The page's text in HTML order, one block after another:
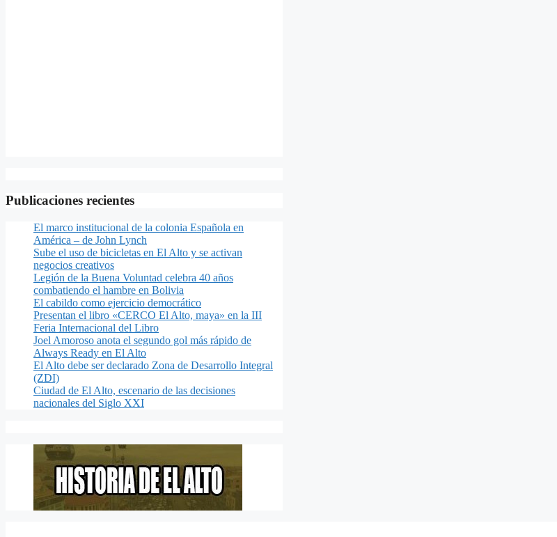
Publicaciones recientes
El marco institucional de la colonia Española en
América – de John Lynch
Sube el uso de bicicletas en El Alto y se activan
negocios creativos
Legión de la Buena Voluntad celebra 40 años
combatiendo el hambre en Bolivia
El cabildo como ejercicio democrático
Presentan el libro «CERCO El Alto, maya» en la III
Feria Internacional del Libro
Joel Amoroso anota el segundo gol más rápido de
Always Ready en El Alto
El Alto debe ser declarado Zona de Desarrollo Integral
(ZDI)
Ciudad de El Alto, escenario de las decisiones
nacionales del Siglo XXI